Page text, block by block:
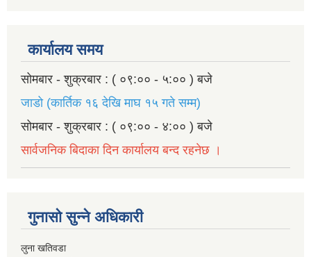
कार्यालय समय
सोमबार - शुक्रबार : ( ०९:०० - ५:०० ) बजे
जाडो (कार्तिक १६ देखि माघ १५ गते सम्म)
सोमबार - शुक्रबार : ( ०९:०० - ४:०० ) बजे
सार्वजनिक बिदाका दिन कार्यालय बन्द रहनेछ ।
गुनासो सुन्ने अधिकारी
लुना खतिवडा